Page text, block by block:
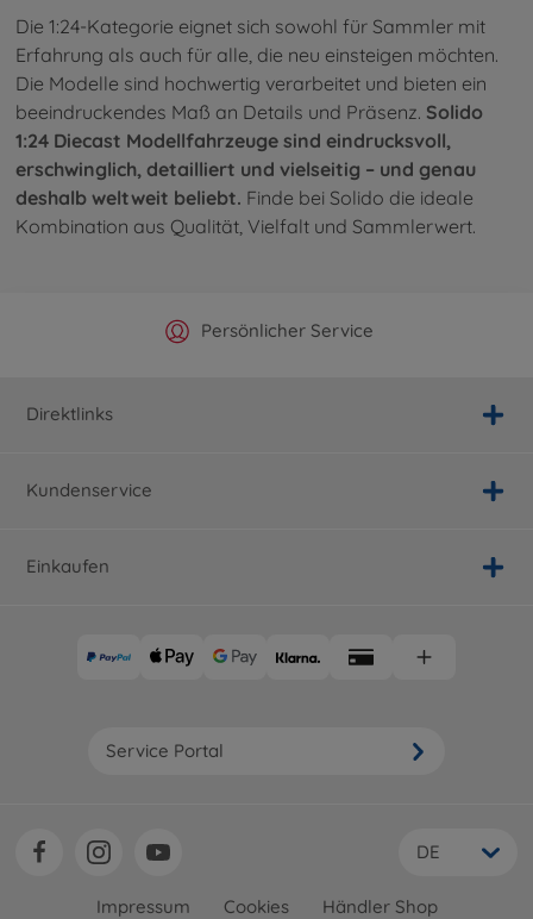
Die 1:24-Kategorie eignet sich sowohl für Sammler mit
Erfahrung als auch für alle, die neu einsteigen möchten.
Die Modelle sind hochwertig verarbeitet und bieten ein
beeindruckendes Maß an Details und Präsenz. Solido
1:24 Diecast Modellfahrzeuge sind eindrucksvoll,
erschwinglich, detailliert und vielseitig – und genau
deshalb weltweit beliebt. Finde bei Solido die ideale
Kombination aus Qualität, Vielfalt und Sammlerwert.
Offizieller Hersteller Shop
Persönlicher Service
Versandkostenfrei ab 25€
Schnelle Lieferung
Direktlinks
Kundenservice
Einkaufen
Service Portal
DE
Impressum Cookies Händler Shop